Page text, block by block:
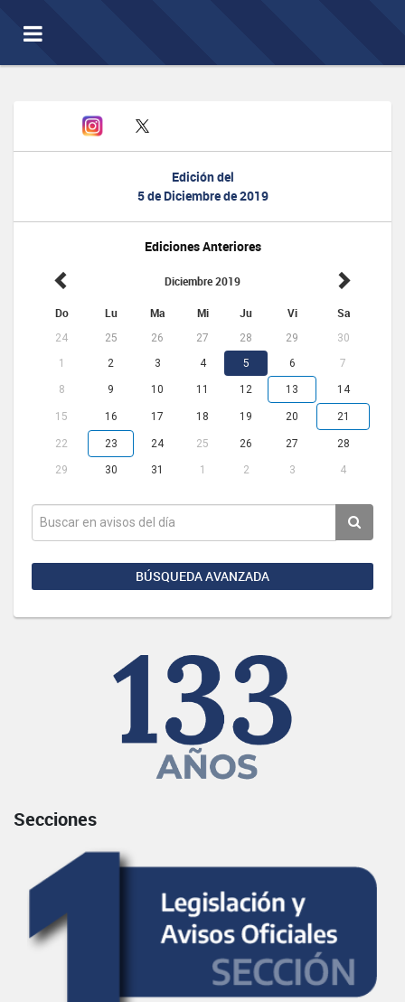
Toggle
navigation
Edición del
5 de Diciembre de 2019
Ediciones Anteriores
Diciembre 2019
Do Lu Ma Mi Ju Vi Sa
24 25 26 27 28 29
30
1
2 3 4 5 6 7
8 9 10 11 12 13 14
15 16 17 18 19 20 21
22 23 24 25 26 27 28
29 30 31 1 2 3 4
BÚSQUEDA AVANZADA
Secciones